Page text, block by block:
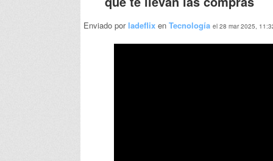
Enviado por ladeflix en Tecnología el 28 mar 2025,